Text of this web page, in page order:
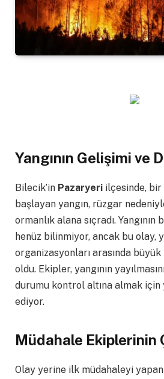
Yangının Gelişimi ve
Bilecik’in Pazaryeri ilçesinde, bir
başlayan yangın, rüzgar
ormanlık alana sıçradı. Yangının
henüz bilinmiyor, ancak bu olay,
organizasyonları arasında
oldu. Ekipler, yangının
durumu kontrol altına almak
ediyor.
Müdahale Ekiplerinin
Olay yerine ilk müdahaleyi yapan